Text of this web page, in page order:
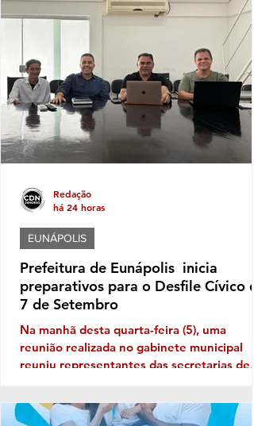
nome mesmo, afinal o nobre deputado
federal que era do PP e agora está no
patrimonial em 2022 de R$ 591,6 mil reais
para algo em torno de 34,3 milhões neste
ano
Prefeitura de Eunápolis inicia
preparativos para o Desfile Cívico
7 de Setembro
Na manhã desta quarta-feira (5), uma
reunião realizada no gabinete municipal
reuniu representantes das secretarias de
alinhar as primeiras ações voltadas à
organização do evento, incluindo aspectos
EUNÁPOLIS
Redação
há 24 horas